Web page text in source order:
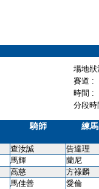
場地
賽道 :
時間 :
分段
騎師 練
查汝誠 告達理
馬輝 蘭尼
高慈 方祿麟
馬佳善 愛倫